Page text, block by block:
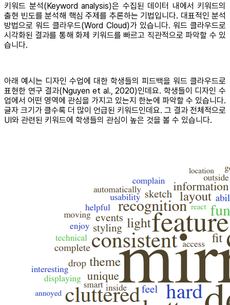
키워드 분석(Keyword analysis)은 수집된 데이터 내에서 키워드의
출현 빈도를 분석해 핵심 주제를 추론하는 기법입니다. 대표적인 분석
방법으로 워드 클라우드(Word Cloud)가 있습니다. 워드 클라우드로
시각화된 결과를 통해 화제 키워드를 빠르고 직관적으로 파악할 수 있
습니다.
아래 예시는 디자인 수업에 대한 학생들의 피드백을 워드 클라우드로
표현한 연구 결과(Nguyen et al., 2020)인데요. 학생들이 디자인 수
업에서 어떤 영역에 관심을 가지고 있는지 한눈에 파악할 수 있습니다.
글자 크기가 클수록 더 많이 언급된 키워드인데요. 그 결과 전체적으로
UI와 관련된 키워드에 학생들의 관심이 높은 것을 볼 수 있습니다.